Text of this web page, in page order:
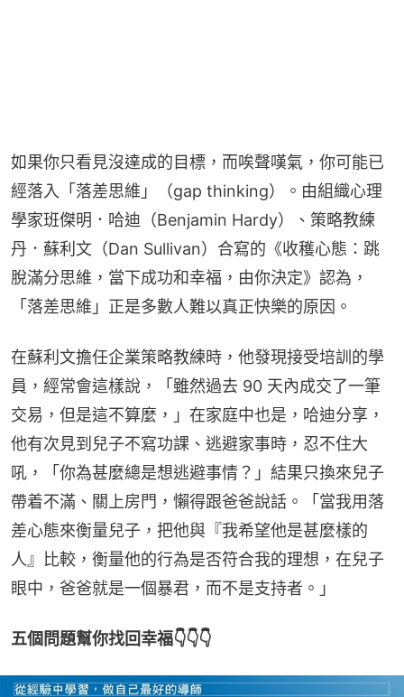
如果你只看見沒達成的目標，而唉聲嘆氣，你可能已
經落入「落差思維」（gap thinking）。由組織心理
學家班傑明．哈迪（Benjamin Hardy）、策略教練
丹．蘇利文（Dan Sullivan）合寫的《收穫心態：跳
脫滿分思維，當下成功和幸福，由你決定》認為，
「落差思維」正是多數人難以真正快樂的原因。
在蘇利文擔任企業策略教練時，他發現接受培訓的學
員，經常會這樣說，「雖然過去 90 天內成交了一筆
交易，但是這不算麼，」在家庭中也是，哈迪分享，
他有次見到兒子不寫功課、逃避家事時，忍不住大
吼，「你為甚麼總是想逃避事情？」結果只換來兒子
帶着不滿、關上房門，懶得跟爸爸說話。「當我用落
差心態來衡量兒子，把他與『我希望他是甚麼樣的
人』比較，衡量他的行為是否符合我的理想，在兒子
眼中，爸爸就是一個暴君，而不是支持者。」
五個問題幫你找回幸福👇👇👇